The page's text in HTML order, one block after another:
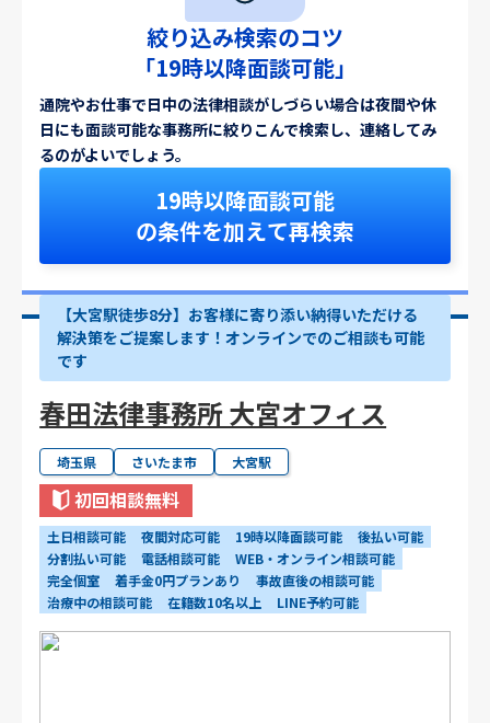
絞り込み検索のコツ
「19時以降面談可能」
通院やお仕事で日中の法律相談がしづらい場合は夜間や休
日にも面談可能な事務所に絞りこんで検索し、連絡してみ
るのがよいでしょう。
19時以降面談可能
の条件を加えて再検索
【大宮駅徒歩8分】お客様に寄り添い納得いただける
解決策をご提案します！オンラインでのご相談も可能
です
春田法律事務所 大宮オフィス
埼玉県 さいたま市 大宮駅
初回相談無料
土日相談可能 夜間対応可能 19時以降面談可能
後払い可能
分割払い可能
電話相談可能
WEB・オンライン相談可能
完全個室
着手金0円プランあり
事故直後の相談可能
治療中の相談可能
在籍数10名以上 LINE予約可能